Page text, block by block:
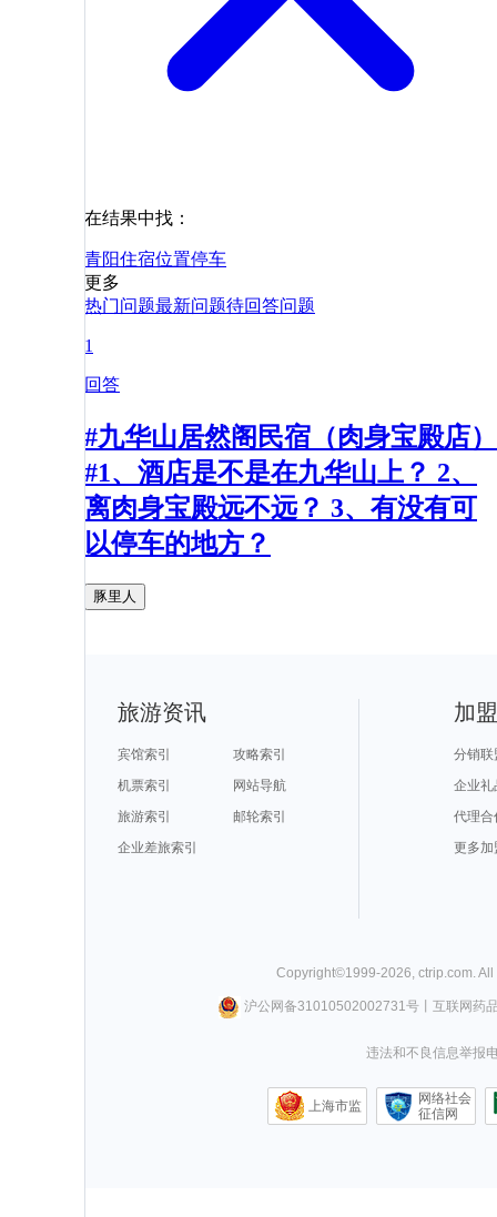
在结果中找：
青阳住宿位置停车
更多
热门问题最新问题待回答问题
1
回答
#九华山居然阁民宿（肉身宝殿店）
#1、酒店是不是在九华山上？ 2、
离肉身宝殿远不远？ 3、有没有可
以停车的地方？
豚里人
旅游资讯
宾馆索引
攻略索引
机票索引
网站导航
旅游索引
邮轮索引
企业差旅索引
加
分销联
企业礼
代理合
更多加
Copyright©1999-2026 ctrip.com .
沪公网备31010502002731号丨 互联网药
违法和不良信息举报
上海市监
网络社会
征信网